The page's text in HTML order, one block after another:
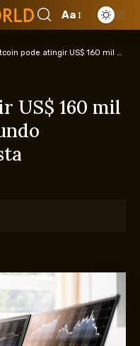
Aa
atingir US$ 160 mil até dezembro, segundo projeções de analista internacional
US$ 160 mil